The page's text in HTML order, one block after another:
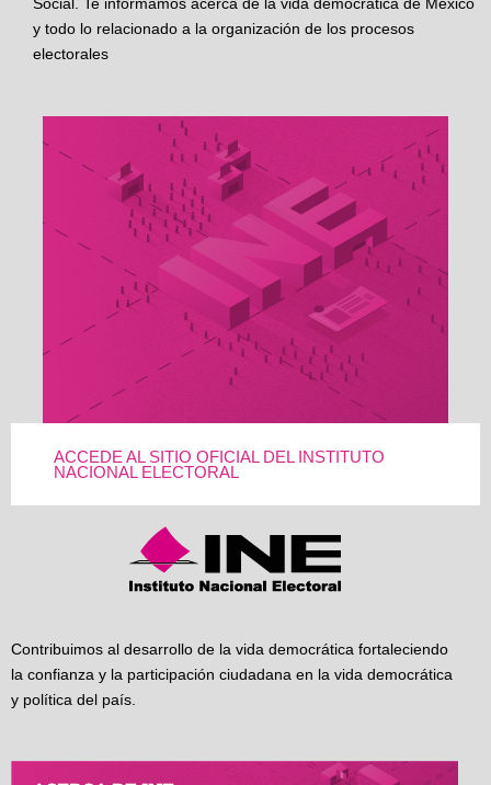
Social. Te informamos acerca de la vida democrática de México
y todo lo relacionado a la organización de los procesos
electorales
ACCEDE AL SITIO OFICIAL DEL INSTITUTO
NACIONAL ELECTORAL
Contribuimos al desarrollo de la vida democrática fortaleciendo
la confianza y la participación ciudadana en la vida democrática
y política del país.